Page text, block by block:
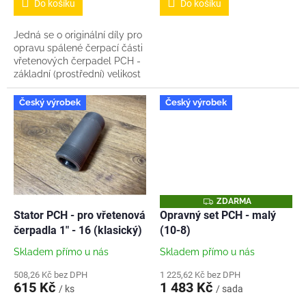
Do košíku
Jedná se o originální díly pro
opravu spálené čerpací části
vřetenových čerpadel PCH -
základní (prostřední) velikost
statoru a vřetene. (16-8) Sada
od nás obsahuje: 1x...
Do košíku
Český výrobek
Stator PCH - pro vřetenová
čerpadla 1" - 16 (klasický)
Skladem přímo u nás
508,26 Kč bez DPH
615 Kč / ks
Český výrobek
Z
D
A
A
ZDARMA
Opravný set PCH - malý
(10-8)
Skladem přímo u nás
1 225,62 Kč bez DPH
1 483 Kč / sada